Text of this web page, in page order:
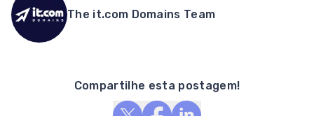
The it.com Domains Team
Compartilhe esta postagem!